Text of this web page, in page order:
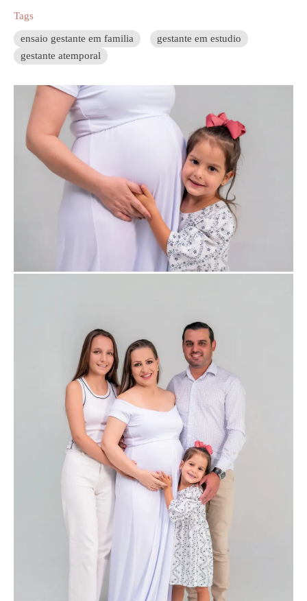
Tags
ensaio gestante em familia
gestante em estudio
gestante atemporal